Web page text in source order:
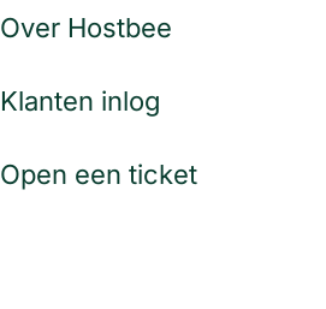
Over Hostbee
Klanten inlog
Open een ticket